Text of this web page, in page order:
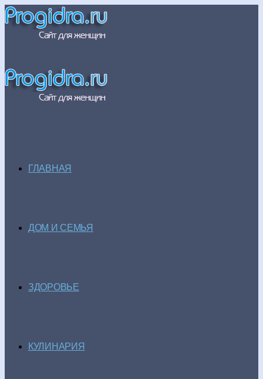
ГЛАВНАЯ
ДОМ И СЕМЬЯ
ЗДОРОВЬЕ
КУЛИНАРИЯ